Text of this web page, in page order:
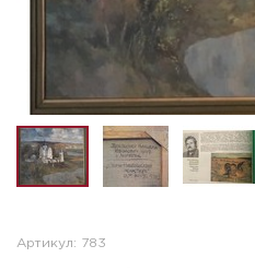
Артикул: 783